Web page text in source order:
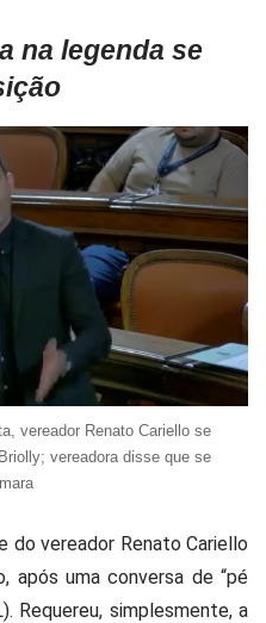
na legenda se
vereador Renato Cariello se
vereadora disse que se
do vereador Renato Cariello
após uma conversa de “pé
Requereu, simplesmente, a